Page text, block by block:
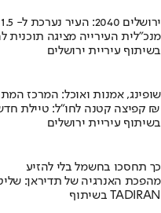
ירושלים 2040: העיר נערכת ל- 1.5 מליון תושבים
מנכ"לית העירייה מציגה
בשיתוף עיריית ירושלים
שופינג, אמנות ואוכל: המרכז
קפיצה קטנה לחו"ל: טיילת חדשה, מיצגי אמנות, וכיכרות משופצות בהשקעה של 100 מיליון ₪
בשיתוף עיריית ירושלים
כך תחסכו בחשמל בלי להזיע
מהפכת האנרגיה של תדיראן:
בשיתוף TADIRAN